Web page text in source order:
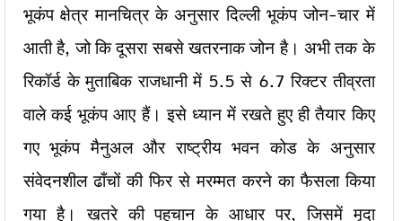
भूकंप क्षेत्र मानचित्र के अनुसार दिल्ली भूकंप जोन-चार में
आती है, जो कि दूसरा सबसे खतरनाक जोन है। अभी तक के
रिकॉर्ड के मुताबिक राजधानी में 5.5 से 6.7 रिक्टर तीव्रता
वाले कई भूकंप आए हैं। इसे ध्यान में रखते हुए ही तैयार किए
गए भूकंप मैनुअल और राष्ट्रीय भवन कोड के अनुसार
संवेदनशील ढाँचों की फिर से मरम्मत करने का फैसला किया
गया है। खतरे की पहचान के आधार पर, जिसमें मृदा